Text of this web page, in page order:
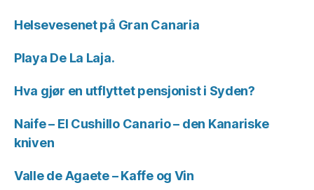
Helsevesenet på Gran Canaria
Playa De La Laja.
Hva gjør en utflyttet pensjonist i Syden?
Naife – El Cushillo Canario – den Kanariske
kniven
Valle de Agaete – Kaffe og Vin